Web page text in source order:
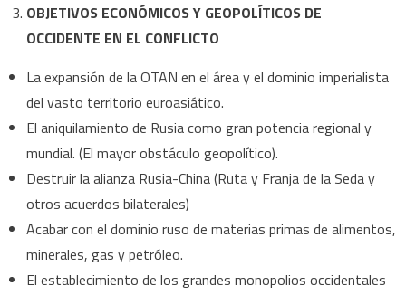
OBJETIVOS ECONÓMICOS Y GEOPOLÍTICOS DE
OCCIDENTE EN EL CONFLICTO
La expansión de la OTAN en el área y el dominio imperialista
del vasto territorio euroasiático.
El aniquilamiento de Rusia como gran potencia regional y
mundial. (El mayor obstáculo geopolítico).
Destruir la alianza Rusia-China (Ruta y Franja de la Seda y
otros acuerdos bilaterales)
Acabar con el dominio ruso de materias primas de alimentos,
minerales, gas y petróleo.
El establecimiento de los grandes monopolios occidentales